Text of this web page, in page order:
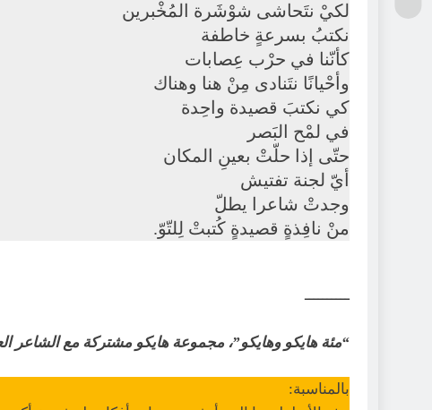
لكيْ نتَحاشى شوْشَرة المُخْبرين
نكتبُ بسرعةٍ خاطفة
كأنّنا في حرْب عِصابات
وأحْيانًا نتَنادى مِنْ هنا وهناك
كي نكتبَ قصيدة واحِدة
في لمْح البَصر
حتّى إذا حلّتْ بعينِ المكان
أيّ لجنة تفتيش
وجدتْ شاعرا يطلّ
منْ نافِذةٍ قصيدةٍ كُتبتْ لِلتّوّ.
ــــــــــ
“مئة هايكو وهايكو”، مجموعة هايكو مشتركة مع الشاعر
بالمناسبة: